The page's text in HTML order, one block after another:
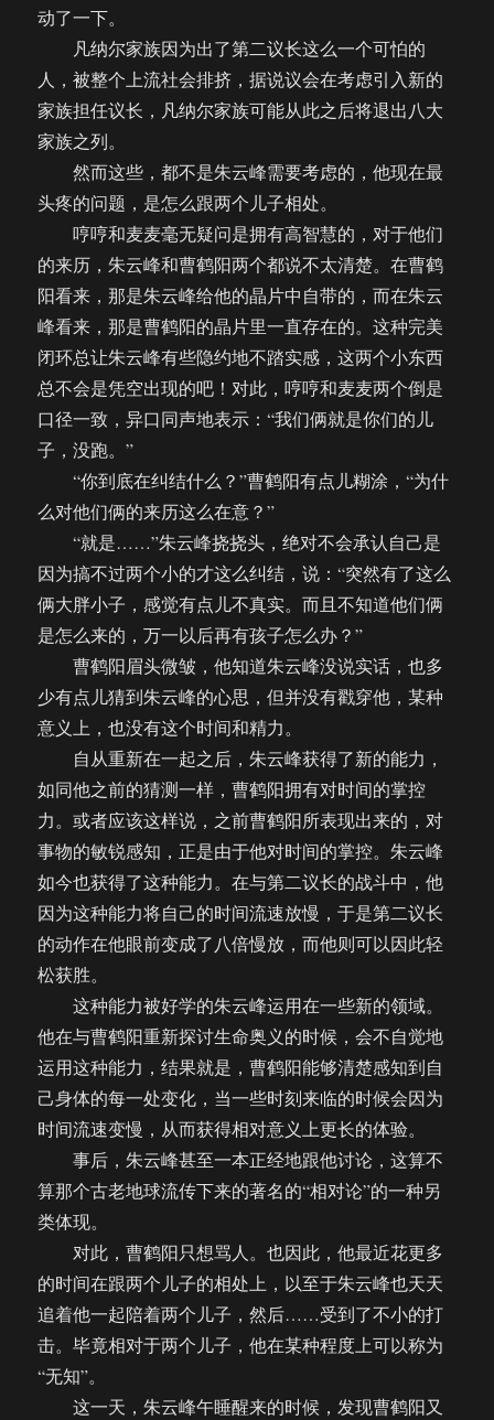
动了一下。
凡纳尔家族因为出了第二议长这么一个可怕的
人，被整个上流社会排挤，据说议会在考虑引入新的
家族担任议长，凡纳尔家族可能从此之后将退出八大
家族之列。
然而这些，都不是朱云峰需要考虑的，他现在最
头疼的问题，是怎么跟两个儿子相处。
哼哼和麦麦毫无疑问是拥有高智慧的，对于他们
的来历，朱云峰和曹鹤阳两个都说不太清楚。在曹鹤
阳看来，那是朱云峰给他的晶片中自带的，而在朱云
峰看来，那是曹鹤阳的晶片里一直存在的。这种完美
闭环总让朱云峰有些隐约地不踏实感，这两个小东西
总不会是凭空出现的吧！对此，哼哼和麦麦两个倒是
口径一致，异口同声地表示：“我们俩就是你们的儿
子，没跑。”
“你到底在纠结什么？”曹鹤阳有点儿糊涂，“为什
么对他们俩的来历这么在意？”
“就是……”朱云峰挠挠头，绝对不会承认自己是
因为搞不过两个小的才这么纠结，说：“突然有了这么
俩大胖小子，感觉有点儿不真实。而且不知道他们俩
是怎么来的，万一以后再有孩子怎么办？”
曹鹤阳眉头微皱，他知道朱云峰没说实话，也多
少有点儿猜到朱云峰的心思，但并没有戳穿他，某种
意义上，也没有这个时间和精力。
自从重新在一起之后，朱云峰获得了新的能力，
如同他之前的猜测一样，曹鹤阳拥有对时间的掌控
力。或者应该这样说，之前曹鹤阳所表现出来的，对
事物的敏锐感知，正是由于他对时间的掌控。朱云峰
如今也获得了这种能力。在与第二议长的战斗中，他
因为这种能力将自己的时间流速放慢，于是第二议长
的动作在他眼前变成了八倍慢放，而他则可以因此轻
松获胜。
这种能力被好学的朱云峰运用在一些新的领域。
他在与曹鹤阳重新探讨生命奥义的时候，会不自觉地
运用这种能力，结果就是，曹鹤阳能够清楚感知到自
己身体的每一处变化，当一些时刻来临的时候会因为
时间流速变慢，从而获得相对意义上更长的体验。
事后，朱云峰甚至一本正经地跟他讨论，这算不
算那个古老地球流传下来的著名的“相对论”的一种另
类体现。
对此，曹鹤阳只想骂人。也因此，他最近花更多
的时间在跟两个儿子的相处上，以至于朱云峰也天天
追着他一起陪着两个儿子，然后……受到了不小的打
击。毕竟相对于两个儿子，他在某种程度上可以称为
“无知”。
这一天，朱云峰午睡醒来的时候，发现曹鹤阳又